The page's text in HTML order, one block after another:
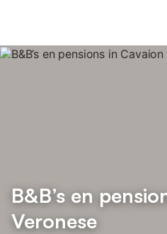
B&B’s en
Veronese